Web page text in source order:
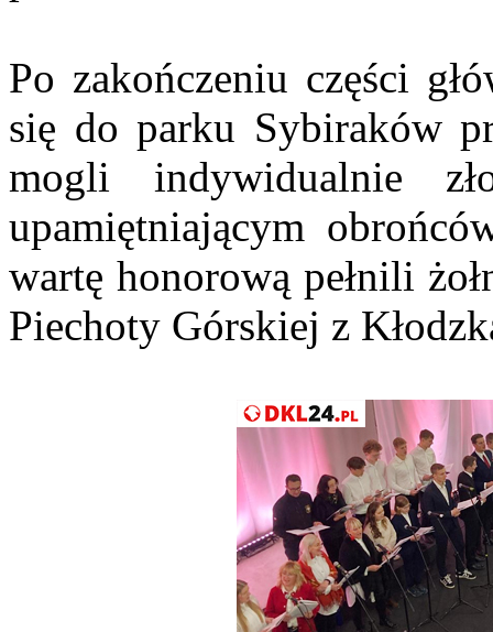
Po zakończeniu części
się do parku Sybiraków
mogli indywidualnie
upamiętniającym
wartę honorową pełnili
Piechoty Górskiej z